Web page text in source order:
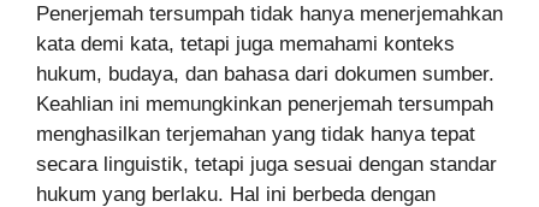
Penerjemah tersumpah tidak hanya menerjemahkan
kata demi kata, tetapi juga memahami konteks
hukum, budaya, dan bahasa dari dokumen sumber.
Keahlian ini memungkinkan penerjemah tersumpah
menghasilkan terjemahan yang tidak hanya tepat
secara linguistik, tetapi juga sesuai dengan standar
hukum yang berlaku. Hal ini berbeda dengan